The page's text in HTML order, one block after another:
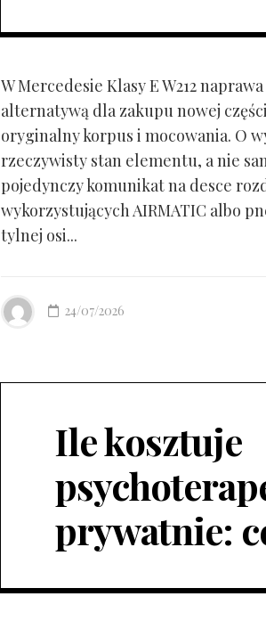
W Mercedesie Klasy E W212
alternatywą dla zakupu nowej
oryginalny korpus i mocowania. O
rzeczywisty stan elementu, a nie
pojedynczy komunikat na desce
wykorzystujących AIRMATIC albo
tylnej osi...
24/07/2026
Ile kosztuje
prywatnie: